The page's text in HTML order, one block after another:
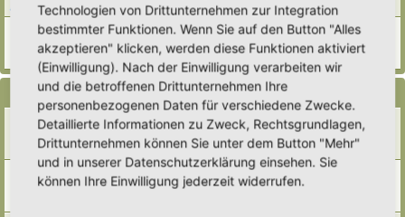
Antworten:1
Vorstellung Regionale Gruppen
Letzter Beitrag vonSteffi «So 28. Mai 2023, 19:52
Antworten:
Themen
Hortus-Netzwerk Hoher Norden
Letzter Beitrag von GrizzlyimGarten
Di 12. Mai 2026, 21:15
Antworten:6
Hortus-Netzwerk-Region Unterfranken
Letzter Beitrag vonGartenfreund« So 15. Jun 2025, 05:54
Technologien von Drittunternehmen zur Integration
bestimmter Funktionen. Wenn Sie auf den Button "Alles
akzeptieren" klicken, werden diese Funktionen aktiviert
(Einwilligung). Nach der Einwilligung verarbeiten wir
und die betroffenen Drittunternehmen Ihre
personenbezogenen Daten für verschiedene Zwecke.
Detaillierte Informationen zu Zweck, Rechtsgrundlagen,
Drittunternehmen können Sie unter dem Button "Mehr"
und in unserer Datenschutzerklärung einsehen. Sie
können Ihre Einwilligung jederzeit widerrufen.